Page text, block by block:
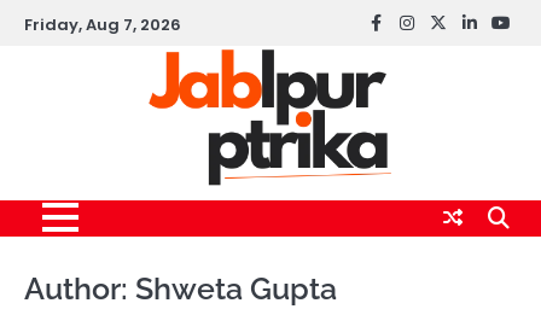
SkipFriday, Aug 7, 2026 Facebook
instagram
twitterlinkedin
Author: Shweta Gupta